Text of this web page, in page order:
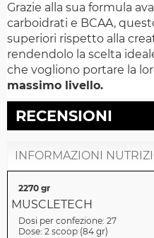
Grazie alla sua formula
carboidrati e BCAA,
superiori rispetto alla
rendendolo la scelta
che vogliono portare la
massimo livello.
RECENSIONI
INFORMAZIONI
2270 gr
MUSCLETECH
Dosi per confezione: 27
Dose: 2 scoop (84 gr)